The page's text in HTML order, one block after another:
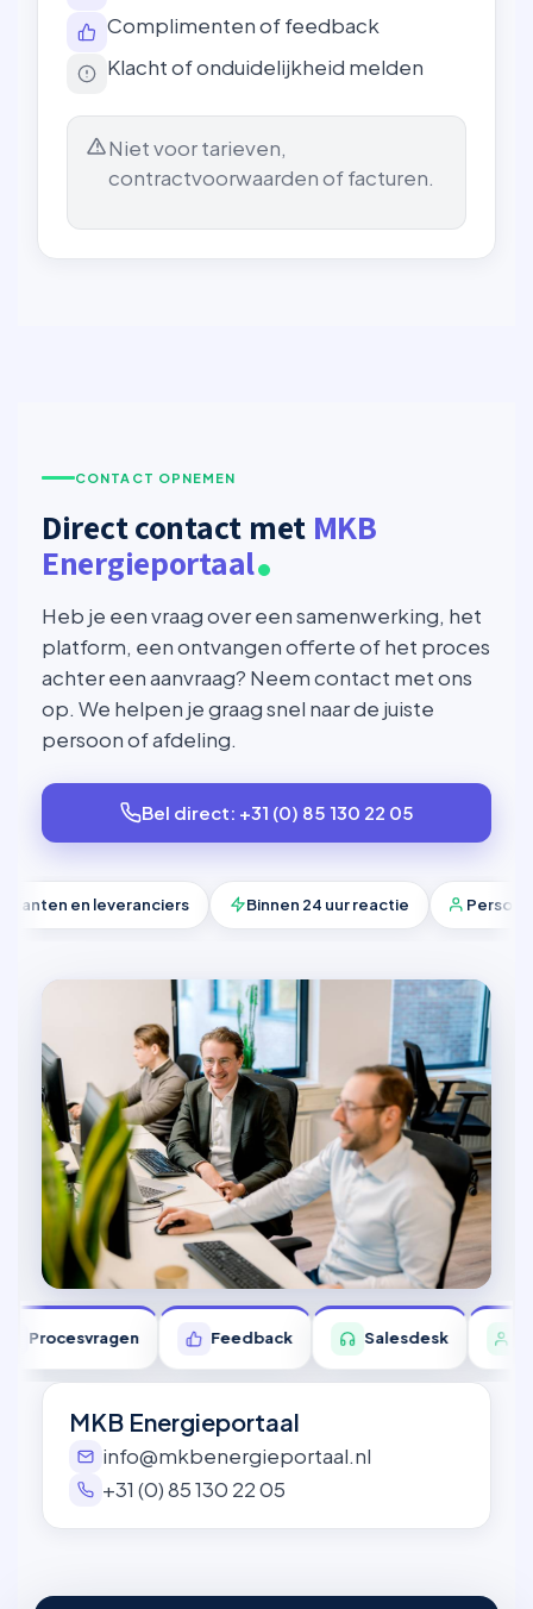
Complimenten of feedback
Klacht of onduidelijkheid melden
Niet voor tarieven,
contractvoorwaarden of facturen.
CONTACT OPNEMEN
Direct contact met MKB
Energieportaal
Heb je een vraag over een samenwerking, het
platform, een ontvangen offerte of het proces
achter een aanvraag? Neem contact met ons
op. We helpen je graag snel naar de juiste
persoon of afdeling.
Bel direct: +31 (0) 85 130 22 05
en leveranciers Binnen 24 uur reactie
Procesvragen Feedback Salesdesk
MKB Energieportaal
info@mkbenergieportaal.nl
+31 (0) 85 130 22 05